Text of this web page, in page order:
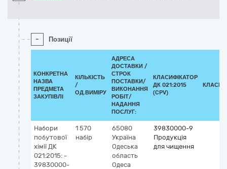
- Позиції
КОНКРЕТНА
НАЗВА
ПРЕДМЕТА
ЗАКУПІВЛІ
КІЛЬКІСТЬ
/
ОД.ВИМІРУ
АДРЕСА
ДОСТАВКИ /
СТРОК
ПОСТАВКИ/
ВИКОНАННЯ
РОБІТ/
НАДАННЯ
ПОСЛУГ:
КЛАСИФІКАТОР
ДК 021:2015
(CPV)
Набори
побутової
хімії ДК
021:2015: -
39830000-
1 570
набір
65080
Україна
Одеська
область
Одеса
39830000-9
Продукція
для чищення